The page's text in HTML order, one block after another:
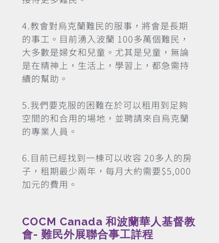
4.教會對烏克蘭難民的服事，將會是長期
的事工。目前湧入波蘭 100多萬個難民，
大多數是婦女和兒童。尤其是兒童，無論
是在精神上，生活上，學習上，都急需持
續的幫助。
5.我們要克服的困難在於可以租用到足夠
空間的和合用的場地，並聘請來自烏克蘭
的專業人員。
6.目前已經找到一棟可以收容 20多人的房
子，租期最少兩年，每月大約需要$5,000
加元的費用。
COCM Canada 和波蘭華人基督教
會- 難民外展聯合事工詳程